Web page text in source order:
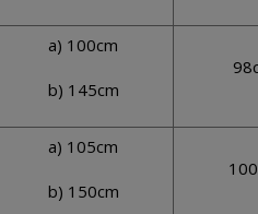
a) 100cm
b) 145cm
a) 105cm
b) 150cm